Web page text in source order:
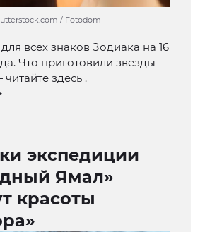
/ Fotodom
всех знаков Зодиака на 16
Что приготовили звезды
здесь .
экспедиции
Ямал»
красоты